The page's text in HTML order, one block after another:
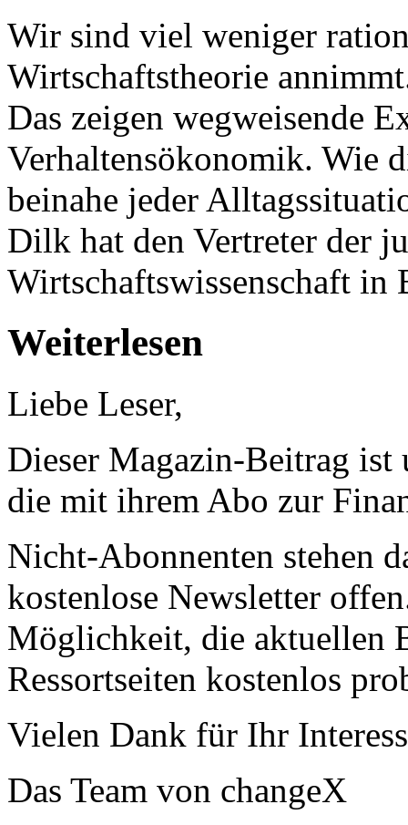
Wir sind viel weniger
Wirtschaftstheorie
Das zeigen wegweisende
Verhaltensökonomik. Wie
beinahe jeder
Dilk hat den Vertreter der
Wirtschaftswissenschaft
Weiterlesen
Liebe Leser,
Dieser Magazin-Beitrag ist
die mit ihrem Abo zur
Nicht-Abonnenten stehen
kostenlose Newsletter
Möglichkeit, die aktuellen
Ressortseiten kostenlos
Vielen Dank für Ihr
Das Team von changeX